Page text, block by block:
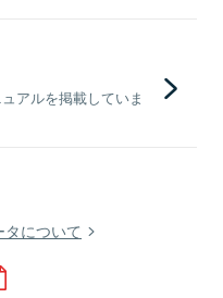
アルを掲載していま
について